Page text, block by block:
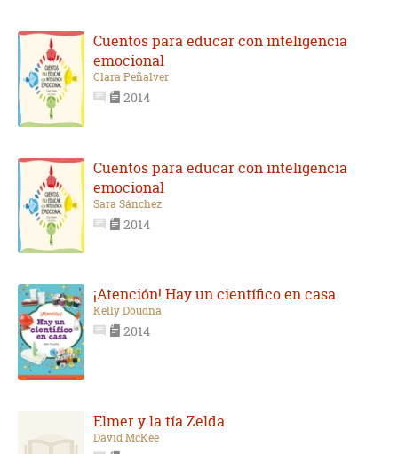
Cuentos para educar con inteligencia
emocional
Clara Peñalver
2014
Cuentos para educar con inteligencia
emocional
Sara Sánchez
2014
¡Atención! Hay un científico en casa
Kelly Doudna
2014
Elmer y la tía Zelda
David McKee